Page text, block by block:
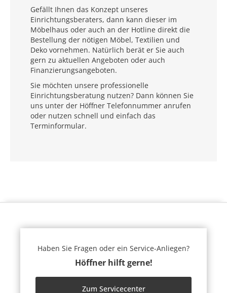
Gefällt Ihnen das Konzept unseres
Einrichtungsberaters, dann kann dieser im
Möbelhaus oder auch an der Hotline direkt die
Bestellung der nötigen Möbel, Textilien und
Deko vornehmen. Natürlich berät er Sie auch
gern zu aktuellen Angeboten oder auch
Finanzierungsangeboten.
Sie möchten unsere professionelle
Einrichtungsberatung nutzen? Dann können Sie
uns unter der Höffner Telefonnummer anrufen
oder nutzen schnell und einfach das
Terminformular.
Haben Sie Fragen oder ein Service-Anliegen?
Höffner hilft gerne!
Zum Servicecenter